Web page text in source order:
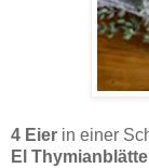
4 Eier in einer
El